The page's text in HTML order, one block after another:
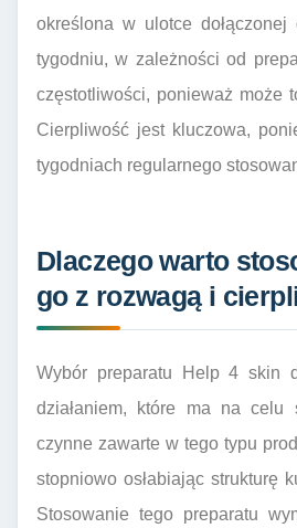
określona w ulotce
tygodniu, w zależności od
częstotliwości, ponieważ może
Cierpliwość jest kluczowa,
tygodniach regularnego
Dlaczego warto
go z rozwagą i
Wybór preparatu Help 4 skin
działaniem, które ma na celu
czynne zawarte w tego typu
stopniowo osłabiając strukturę
Stosowanie tego preparatu